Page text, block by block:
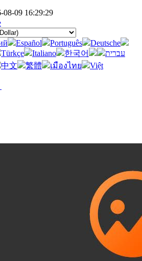
08-09 16:29:29
Español Português
Deutsche
Türkçe Italiano 한국어
עברית
中文 繁體 เมืองไทย
Việt